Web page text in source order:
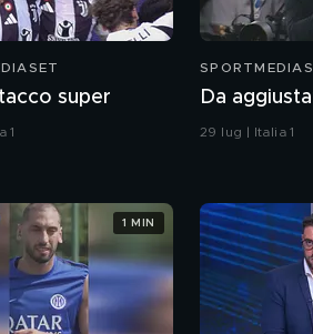
super
1
Da
29 lug | Italia 1
1 MIN